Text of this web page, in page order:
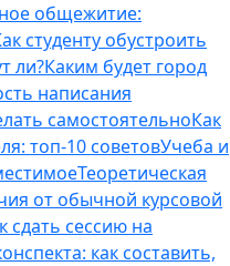
общежитие:
студенту обустроить
ли?Каким будет город
написания
самостоятельноКак
топ-10 советовУчеба и
Теоретическая
от обычной курсовой
сдать сессию на
как составить,